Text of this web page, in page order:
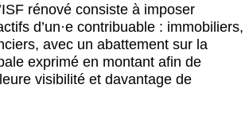
rénové consiste à imposer
d’un·e contribuable : immobiliers,
avec un abattement sur la
exprimé en montant afin de
visibilité et davantage de